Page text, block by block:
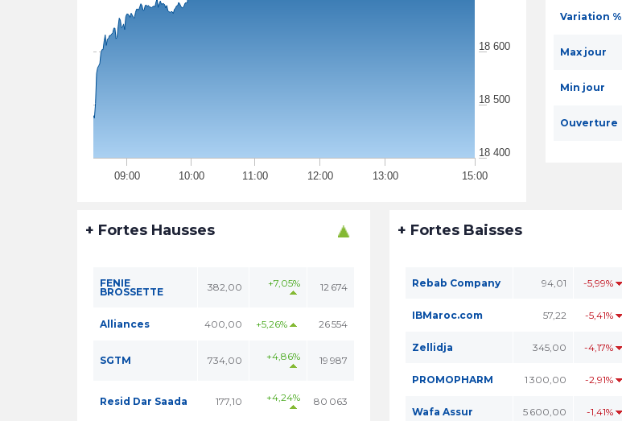
09:00 10:00 11:00 12:00 13:00 15:00
18 400
18 500
18 600
Variation %
Max jour
Min jour
Ouverture
+ Fortes Hausses
FENIE
BROSSETTE 382,00 +7,05% 12 674
Alliances 400,00 +5,26% 26 554
SGTM 734,00 +4,86% 19 987
Resid Dar Saada 177,10 +4,24% 80 063
+ Fortes Baisses
Rebab Company 94,01 -5,99%
IBMaroc.com 57,22 -5,41%
Zellidja 345,00 -4,17%
PROMOPHARM 1 300,00 -2,91%
Wafa Assur 5 600,00 -1,41%